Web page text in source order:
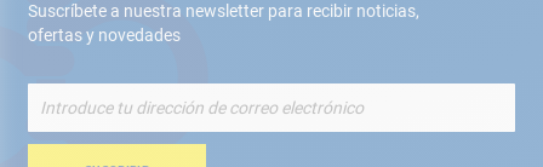
Suscríbete a nuestra newsletter para recibir noticias,
ofertas y novedades
nuestro